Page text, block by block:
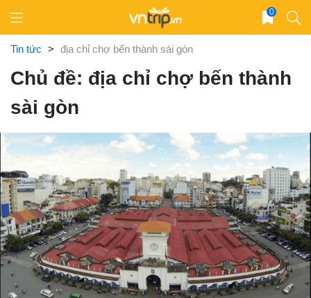
content
0
Tin tức > địa chỉ chợ bến thành sài gòn
Chủ đề: địa chỉ chợ bến thành
sài gòn